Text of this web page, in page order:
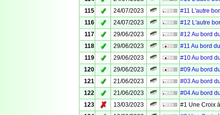
115
✓ 24/07/2023
#11 L'autre
116
✓ 24/07/2023
#12 L'autre
117
✓ 29/06/2023
#12 Au bord
118
✓ 29/06/2023
#11 Au bord
119
✓ 29/06/2023
#10 Au bord
120
✓ 29/06/2023
#09 Au bord
121
✓ 21/06/2023
#03 Au bord
122
✓ 21/06/2023
#04 Au bord
123
✗ 13/03/2023
#1 Une Croix